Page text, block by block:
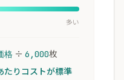
多い
格 ÷ 6,000枚
たりコストが標準